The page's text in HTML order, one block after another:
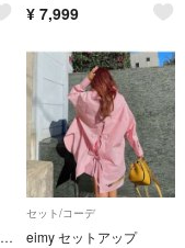
¥ 7,999
エイミーイストワール 1122330624-1 セットアップ M オレンジ トップス パンツ バックボタン ツイード ITM833BSULRL
セット/コーデ
eimy セットアップ